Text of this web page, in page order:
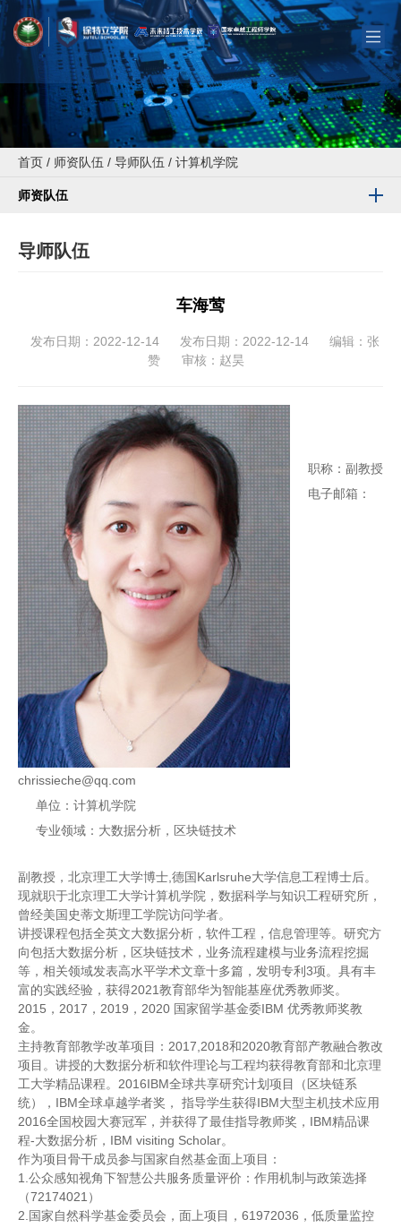
首页 / 师资队伍 / 导师队伍 / 计算机学院
师资队伍
导师队伍
车海莺
发布日期：2022-12-14 发布日期：2022-12-14
编辑：张
赞
审核：赵昊
职称：副教授
电子邮箱：
chrissieche@qq.com
单位：计算机学院
专业领域：大数据分析，区块链技术
副教授，北京理工大学博士,德国Karlsruhe大学信息工程博士后。
现就职于北京理工大学计算机学院，数据科学与知识工程研究所，
曾经美国史蒂文斯理工学院访问学者。
讲授课程包括全英文大数据分析，软件工程，信息管理等。研究方
向包括大数据分析，区块链技术，业务流程建模与业务流程挖掘
等，相关领域发表高水平学术文章十多篇，发明专利3项。具有丰
富的实践经验，获得2021教育部华为智能基座优秀教师奖。
2015，2017，2019，2020 国家留学基金委IBM 优秀教师奖教
金。
主持教育部教学改革项目：2017,2018和2020教育部产教融合教改
项目。讲授的大数据分析和软件理论与工程均获得教育部和北京理
工大学精品课程。2016IBM全球共享研究计划项目（区块链系
统），IBM全球卓越学者奖， 指导学生获得IBM大型主机技术应用
2016全国校园大赛冠军，并获得了最佳指导教师奖，IBM精品课
程-大数据分析，IBM visiting Scholar。
作为项目骨干成员参与国家自然基金面上项目：
1.公众感知视角下智慧公共服务质量评价：作用机制与政策选择
（72174021）
2.国家自然科学基金委员会，面上项目，61972036，低质量监控